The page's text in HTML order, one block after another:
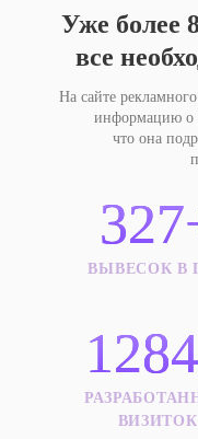
Уже более
все
На сайте
информацию о
что она
ВЫВЕСОК В
ВИЗИТОК